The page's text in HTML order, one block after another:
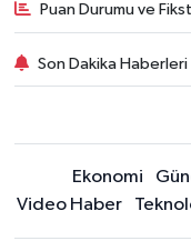
Puan Durumu ve
Son Dakika Haberleri
Ekonomi
Video Haber